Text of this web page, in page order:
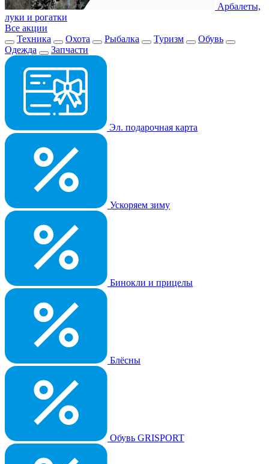
Арбалеты,
луки и рогатки
Все акции
Техника
Охота Рыбалка Туризм
Обувь
Одежда
Запчасти
Эл. подарочная карта
Ускоряем зиму
Бинокли и прицелы
Блёсны
Обувь GRISPORT